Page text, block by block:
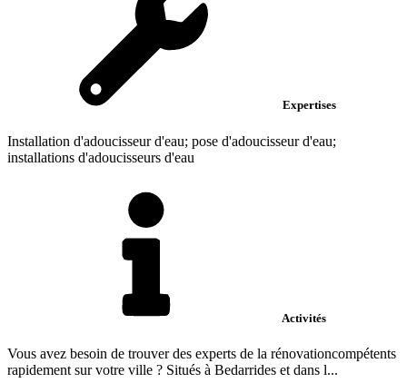
Expertises
Installation d'adoucisseur d'eau; pose d'adoucisseur d'eau;
installations d'adoucisseurs d'eau
Activités
Vous avez besoin de trouver des experts de la rénovationcompétents
rapidement sur votre ville ? Situés à Bedarrides et dans l...